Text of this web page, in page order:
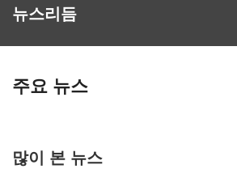
뉴스리듬
주요 뉴스
많이 본 뉴스